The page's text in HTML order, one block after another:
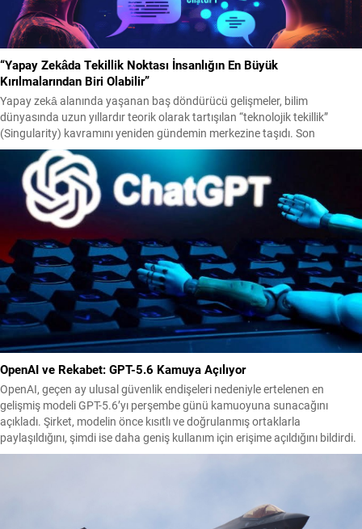
“Yapay Zekâda Tekillik Noktası İnsanlığın En Büyük
Kırılmalarından Biri Olabilir”
Yapay zekâ alanında yaşanan baş döndürücü gelişmeler, bilim
dünyasında uzun yıllardır teorik olarak tartışılan “teknolojik tekillik”
(Singularity) kavramını yeniden gündemin merkezine taşıdı. Son
dönemde dünyanın önde gelen yapay zekâ araştırmacıları ve teknoloji
şirketlerinin yöneticileri tarafından yapılan açıklamalar, insanlık tarihinin
en kritik teknolojik dönüşüm dönemlerinden birinin yaşandığı yönündeki
değerlendirmeleri güçlendiriyor. Prof....
OpenAI ve Rekabet: GPT-5.6 Kamuya Açılıyor
OpenAI, geçen ay ulusal güvenlik endişeleri nedeniyle ertelenen en
gelişmiş modeli GPT-5.6’yı perşembe günü kamuoyuna sunacağını
açıkladı. Şirket, modelin önce kısıtlı ve doğrulanmış ortaklarla
paylaşıldığını, şimdi ise daha geniş kullanım için erişime açıldığını bildirdi.
ABD ve Çin arasında, gelişmiş yapay zeka modellerinin özellikle siber